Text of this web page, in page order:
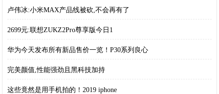
卢伟冰:小米MAX产品线被砍,不会再有了
2699元:联想ZUKZ2Pro尊享版今日1
华为今天发布所有新品售价一览！P30系列良心
完美颜值,性能强劲且黑科技加持
这些竟然是用手机拍的！2019 iphone